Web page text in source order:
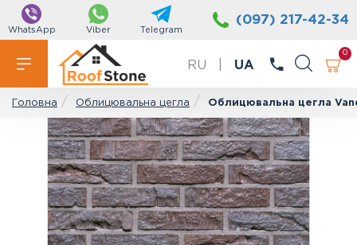
WhatsApp Viber Telegram
(097) 217-42-34
RU UA
0
Головна Облицювальна цегла Облицювальна цегла